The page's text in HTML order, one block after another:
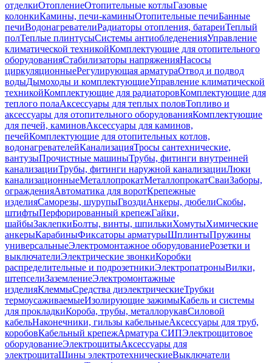
отделкиОтоплениеОтопительные котлыГазовые
колонкиКамины, печи-каминыОтопительные печиБанные
печиВодонагревателиРадиаторы отопления, батареиТеплый
полТеплые плинтусыСистемы антиобледененияУправление
климатической техникойКомплектующие для отопительного
оборудованияСтабилизаторы напряженияНасосы
циркуляционныеРегулирующая арматураОтвод и подвод
водыДымоходы и комплектующиеУправление климатической
техникойКомплектующие для радиаторовКомплектующие для
теплого полаАксессуары для теплых половТопливо и
аксессуары для отопительного оборудованияКомплектующие
для печей, каминовАксессуары для каминов,
печейКомплектующие для отопительных котлов,
водонагревателейКанализацияТросы сантехнические,
вантузыПрочистные машиныТрубы, фитинги внутренней
канализацииТрубы, фитинги наружной канализацииЛюки
канализационныеМеталлопрокатМеталлопрокатСваиЗаборы,
огражденияАвтоматика для воротКрепежные
изделияСаморезы, шурупыГвоздиАнкеры, дюбелиСкобы,
штифтыПерфорированный крепежГайки,
шайбыЗаклепкиБолты, винты, шпилькиХомутыХимические
анкерыКарабиныФиксаторы арматурыШплинтыПружины
универсальныеЭлектромонтажное оборудованиеРозетки и
выключателиЭлектрические звонкиКоробки
распределительные и подрозетникиЭлектропатроныВилки,
штепселиЗаземлениеЭлектромонтажные
изделияКлеммыСредства диэлектрическиеТрубки
термоусаживаемыеИзолирующие зажимыКабель и системы
для прокладкиКороба, трубы, металлорукавСиловой
кабельНаконечники, гильзы кабельныеАксессуары для труб,
коробовКабельный крепежАрматура СИПЭлектрощитовое
оборудованиеЭлектрощитыАксессуары для
электрощитаШины электротехническиеВыключатели